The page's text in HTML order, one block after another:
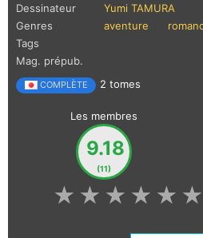
Dessinateur
Yumi TAMURA
Genres
aventure
Tags
Mag. prépub.
COMPLÈTE 2 tomes
Les membres
9.18
(11)
★
★
★
★
★
★